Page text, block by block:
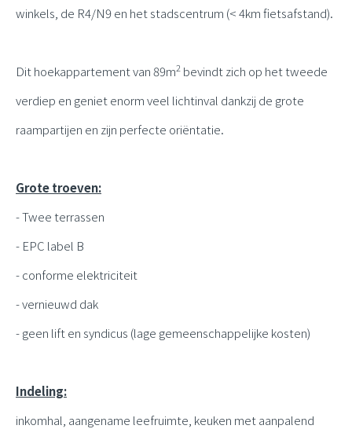
winkels, de R4/N9 en het stadscentrum (< 4km fietsafstand).
Dit hoekappartement van 89m2 bevindt zich op het tweede
verdiep en geniet enorm veel lichtinval dankzij de grote
raampartijen en zijn perfecte oriëntatie.
Grote troeven:
- Twee terrassen
- EPC label B
- conforme elektriciteit
- vernieuwd dak
- geen lift en syndicus (lage gemeenschappelijke kosten)
Indeling:
inkomhal, aangename leefruimte, keuken met aanpalend